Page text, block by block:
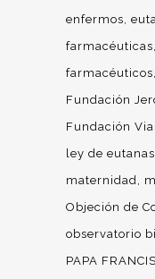
enfermos
farmacéuticas
farmacéuticos
Fundación
Fundación
ley de
maternidad
Objeción de
observatorio
PAPA